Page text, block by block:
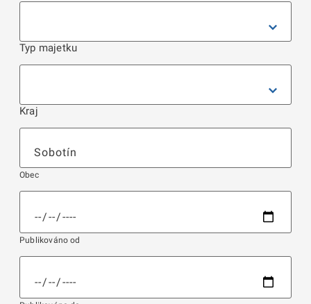
Typ majetku
Kraj
Obec
Publikováno od